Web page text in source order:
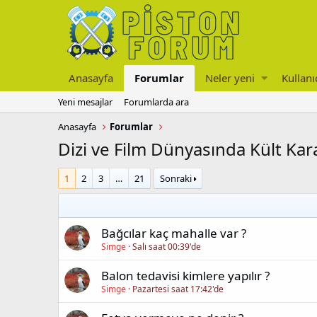
Anasayfa Forumlar Neler yeni
Yeni mesajlar
Forumlarda ara
Anasayfa
Forumlar
Dizi ve Film Dünyasında Kült
1 2 3 … 21 Sonraki
Bağcılar kaç mahalle var ?
Simge Salı saat 00:39'de
Balon tedavisi kimlere yapılır ?
Simge Pazartesi saat 17:42'de